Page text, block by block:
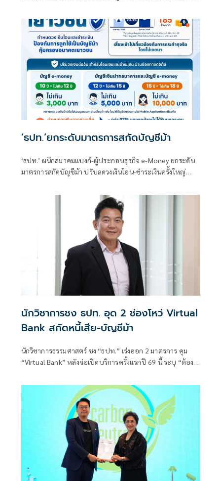
คอร์รัปชันและธุรกิจทุนเทา พร้อมหาทางออกต่อปัญหาดัง
กล่าว
‘ธปท.’ยกระดับมาตรการสกัดบัญชีม้า
‘ธปท.’ ผนึกสมาคมแบงก์-ผู้ประกอบธุรกิจ e-Money ยกระดับ
มาตรการสกัดบัญชีม้า ปรับลดวงเงินโอน-ชำระเงินครั้งใหญ่
ลวงใช้บัญชีเยาวชนก่อความเสียหาย ผงะพบยอดแล้ว 185 ล้าน
นักวิชาการชง ธปท. อุด 2 ช่องโหว่ Virtual
Bank สกัดหนี้เสีย-บัญชีม้า
​นักวิชาการธรรมศาสตร์ ชง “ธปท.” เร่งออก 2 มาตรการ คุม
“Virtual Bank” หลังจ่อเปิดบริการครั้งแรกปี 69 นี้ ระบุ “ต้อง
บริโภคเยอะเกินจนหนี้เสียพุ่ง อีกส่วนคือ “ผ่